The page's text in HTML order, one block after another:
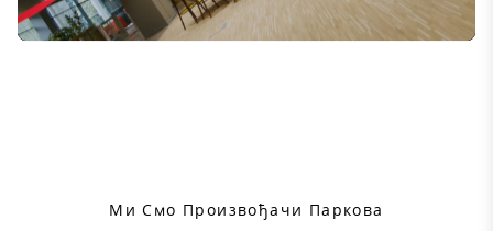
Mute Settings
Ми Смо Произвођачи Паркова